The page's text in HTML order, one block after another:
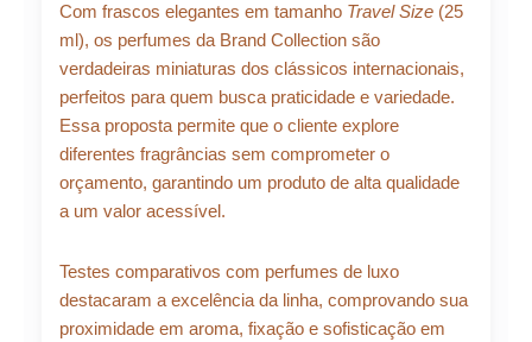
Com frascos elegantes em tamanho Travel Size (25
ml), os perfumes da Brand Collection são
verdadeiras miniaturas dos clássicos internacionais,
perfeitos para quem busca praticidade e variedade.
Essa proposta permite que o cliente explore
diferentes fragrâncias sem comprometer o
orçamento, garantindo um produto de alta qualidade
a um valor acessível.
Testes comparativos com perfumes de luxo
destacaram a excelência da linha, comprovando sua
proximidade em aroma, fixação e sofisticação em